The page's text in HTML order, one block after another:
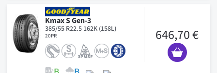
Kmax S Gen-3
385/55 R22.5 162K (158L)
20PR 646,70 €